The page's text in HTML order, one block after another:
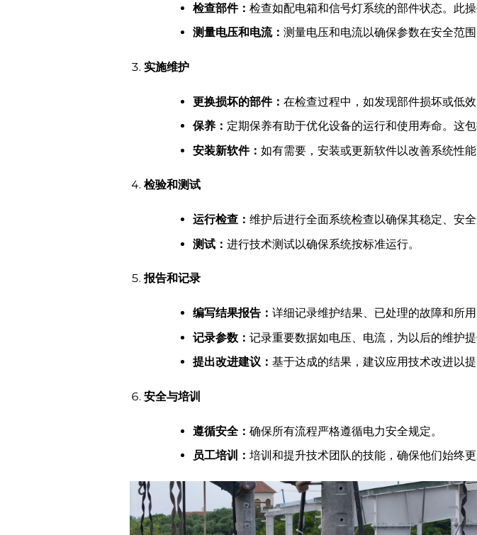
检查部件： 检查如配电箱和信号灯系统的部件状态。此
测量电压和电流： 测量电压和电流以确保参数在安全范围
实施维护
更换损坏的部件： 在检查过程中，如发现部件损坏或低
保养： 定期保养有助于优化设备的运行和使用寿命。这包
安装新软件： 如有需要，安装或更新软件以改善系统性能
检验和测试
运行检查： 维护后进行全面系统检查以确保其稳定、安全
测试： 进行技术测试以确保系统按标准运行。
报告和记录
编写结果报告： 详细记录维护结果、已处理的故障和所用
记录参数： 记录重要数据如电压、电流，为以后的维护提
提出改进建议： 基于达成的结果，建议应用技术改进以提
安全与培训
遵循安全： 确保所有流程严格遵循电力安全规定。
员工培训： 培训和提升技术团队的技能，确保他们始终更